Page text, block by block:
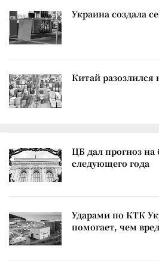
Украина создала
Китай разозлился
ЦБ дал прогноз на
следующего года
Ударами по КТК
помогает, чем